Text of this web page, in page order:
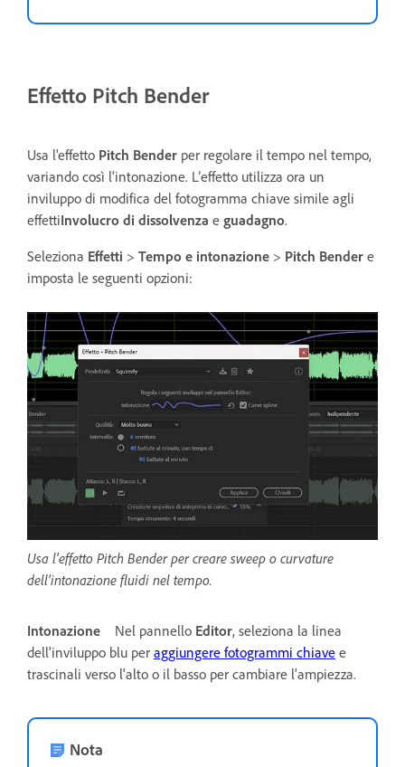
Effetto Pitch Bender
Usa l'effetto Pitch Bender per regolare il tempo nel tempo,
variando così l'intonazione. L’effetto utilizza ora un
inviluppo di modifica del fotogramma chiave simile agli
effettiInvolucro di dissolvenza e guadagno.
Seleziona Effetti > Tempo e intonazione > Pitch Bender e
imposta le seguenti opzioni:
Usa l'effetto Pitch Bender per creare sweep o curvature
dell'intonazione fluidi nel tempo.
Intonazione Nel pannello Editor, seleziona la linea
dell'inviluppo blu per aggiungere fotogrammi chiave e
trascinali verso l'alto o il basso per cambiare l'ampiezza.
Nota